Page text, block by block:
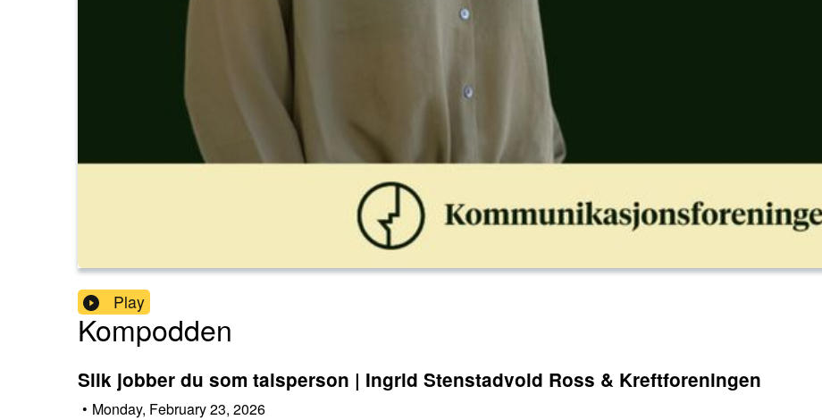
Play
Kompodden
Slik jobber du som talsperson | Ingrid Stenstadvold Ross & Kreftforeningen
• Monday, February 23, 2026